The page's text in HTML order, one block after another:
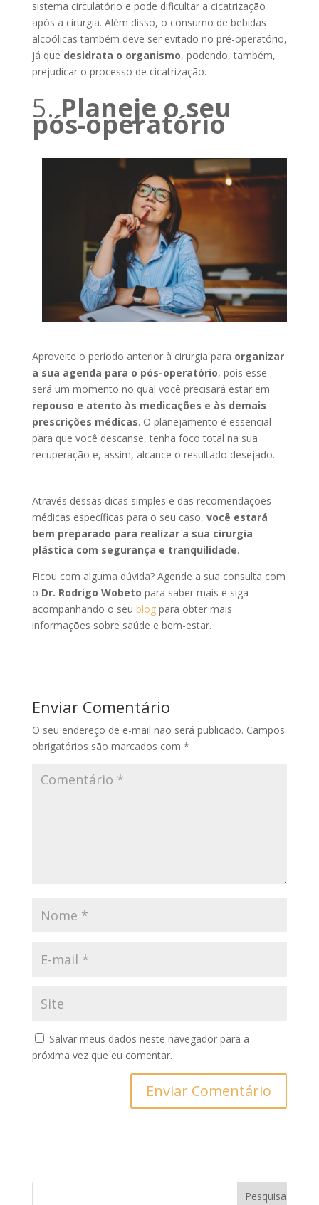
sistema circulatório e pode dificultar a cicatrização
após a cirurgia. Além disso, o consumo de bebidas
alcoólicas também deve ser evitado no pré-operatório,
já que desidrata o organismo, podendo, também,
prejudicar o processo de cicatrização.
5.Planeje o seu
pós-operatório
Aproveite o período anterior à cirurgia para organizar
a sua agenda para o pós-operatório, pois esse
será um momento no qual você precisará estar em
repouso e atento às medicações e às demais
prescrições médicas. O planejamento é essencial
para que você descanse, tenha foco total na sua
recuperação e, assim, alcance o resultado desejado.
Através dessas dicas simples e das recomendações
médicas específicas para o seu caso, você estará
bem preparado para realizar a sua cirurgia
plástica com segurança e tranquilidade.
Ficou com alguma dúvida? Agende a sua consulta com
o Dr. Rodrigo Wobeto para saber mais e siga
acompanhando o seu blogpara obter mais
informações sobre saúde e bem-estar.
Enviar Comentário
O seu endereço de e-mail não será publicado. Campos
obrigatórios são marcados com *
Salvar meus dados neste navegador para a
próxima vez que eu comentar.